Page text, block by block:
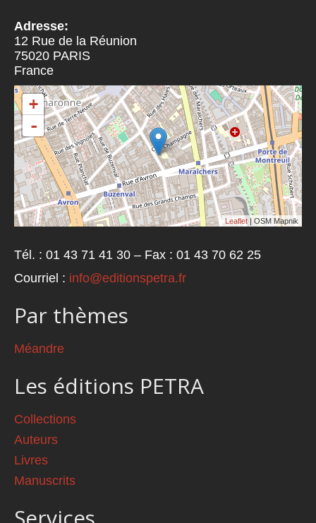
Adresse:
12 Rue de la Réunion
75020 PARIS
France
+
-
Leaflet | OSM Mapnik
Tél. : 01 43 71 41 30 – Fax : 01 43 70 62 25
Courriel : info@editionspetra.fr
Par thèmes
Méandre
Les éditions PETRA
Collections
Auteurs
Livres
Manuscrits